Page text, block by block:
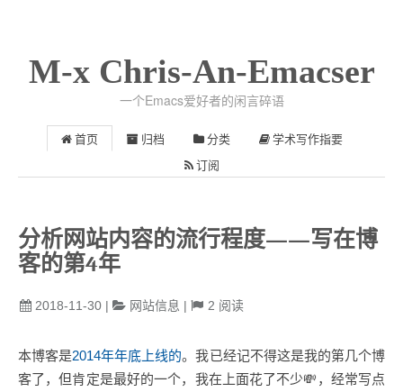
M-x Chris-An-Emacser
一个Emacs爱好者的闲言碎语
首页 归档 分类 学术写作指要
订阅
分析网站内容的流行程度——写在博
客的第4年
2018-11-30 | 网站信息 | 2 阅读
本博客是2014年年底上线的。我已经记不得这是我的第几个博
客了，但肯定是最好的一个，我在上面花了不少💸，经常写点